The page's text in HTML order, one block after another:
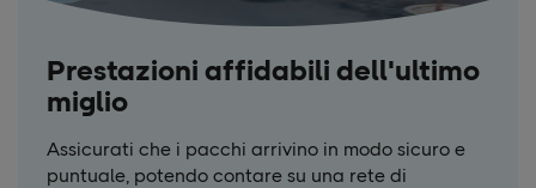
Prestazioni affidabili dell'ultimo
miglio
Assicurati che i pacchi arrivino in modo sicuro e
puntuale, potendo contare su una rete di